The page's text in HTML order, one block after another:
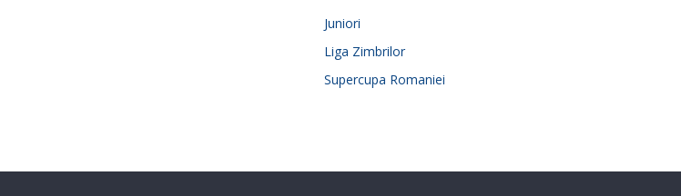
Juniori
Liga Zimbrilor
Supercupa Romaniei